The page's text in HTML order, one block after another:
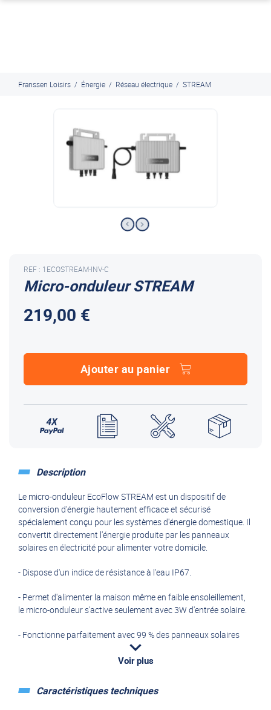
Franssen Loisirs / Énergie / Réseau électrique / STREAM
Micro-onduleur STREAM
REF : 1ECOSTREAM-INV-C
219,00 €
Ajouter au panier
Description
Le micro-onduleur EcoFlow STREAM est un dispositif de
conversion d'énergie hautement efficace et sécurisé
spécialement conçu pour les systèmes d'énergie domestique. Il
convertit directement l'énergie produite par les panneaux
solaires en électricité pour alimenter votre domicile.
- Dispose d'un indice de résistance à l'eau IP67.
- Permet d'alimenter la maison même en faible ensoleillement,
le micro-onduleur s'active seulement avec 3W d'entrée solaire.
- Fonctionne parfaitement avec 99 % des panneaux solaires
Voir plus
Caractéristiques techniques